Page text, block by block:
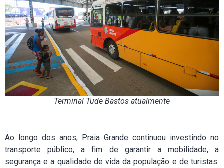
Terminal Tude Bastos atualmente
Ao longo dos anos, Praia Grande continuou investindo no
transporte público, a fim de garantir a mobilidade, a
segurança e a qualidade de vida da população e de turistas.